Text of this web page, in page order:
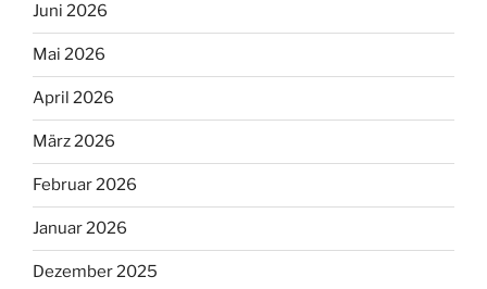
Juni 2026
Mai 2026
April 2026
März 2026
Februar 2026
Januar 2026
Dezember 2025